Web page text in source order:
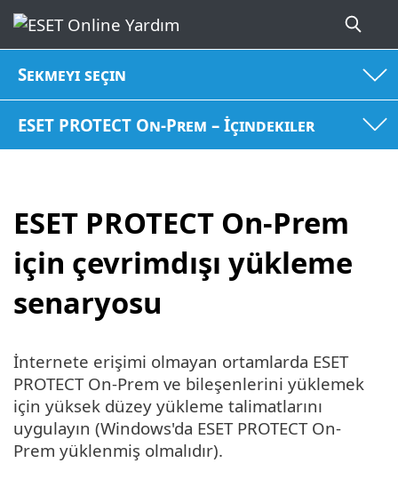
Sekmeyi seçin
ESET PROTECT On-Prem – İçindekiler
ESET PROTECT On-Prem
için çevrimdışı yükleme
senaryosu
İnternete erişimi olmayan ortamlarda ESET
PROTECT On-Prem ve bileşenlerini yüklemek
için yüksek düzey yükleme talimatlarını
uygulayın (Windows'da ESET PROTECT On-
Prem yüklenmiş olmalıdır).